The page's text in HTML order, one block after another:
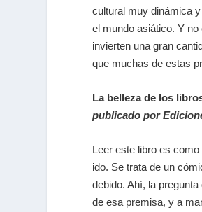
cultural muy dinámica
el mundo asiático. Y
invierten una gran
que muchas de estas
La belleza de los
publicado por
Leer este libro es
ido. Se trata de un
debido. Ahí, la
de esa premisa, y a